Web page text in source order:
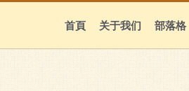
首頁 关于我们 部落格